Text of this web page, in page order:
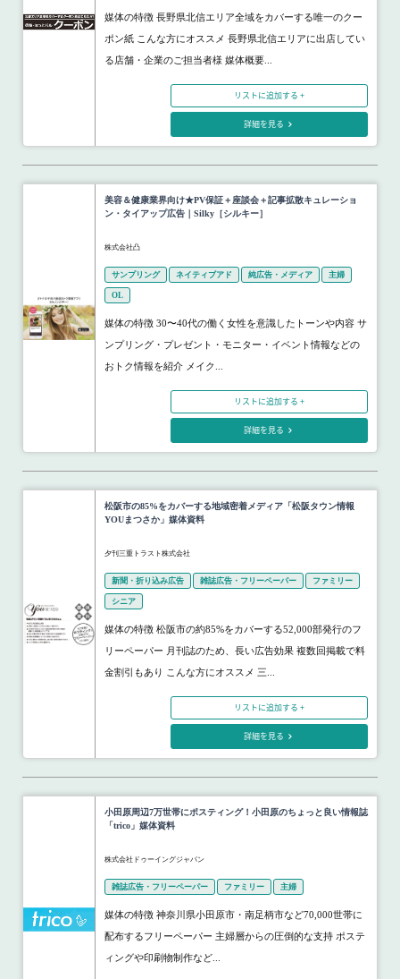
媒体の特徴 長野県北信エリア全域をカバーする唯一のクー
ポン紙 こんな方にオススメ 長野県北信エリアに出店してい
る店舗・企業のご担当者様 媒体概要...
リストに追加する +
詳細を見る
美容＆健康業界向け★PV保証＋座談会＋記事拡散キュレーショ
ン・タイアップ広告｜Silky［シルキー］
株式会社凸
サンプリング ネイティブアド 純広告・メディア 主婦
OL
媒体の特徴 30〜40代の働く女性を意識したトーンや内容 サ
ンプリング・プレゼント・モニター・イベント情報などの
おトク情報を紹介 メイク...
リストに追加する +
詳細を見る
松阪市の85%をカバーする地域密着メディア「松阪タウン情報
YOUまつさか」媒体資料
夕刊三重トラスト株式会社
新聞・折り込み広告 雑誌広告・フリーペーパー ファミリー
シニア
媒体の特徴 松阪市の約85%をカバーする52,000部発行のフ
リーペーパー 月刊誌のため、長い広告効果 複数回掲載で料
金割引もあり こんな方にオススメ 三...
リストに追加する +
詳細を見る
小田原周辺7万世帯にポスティング！小田原のちょっと良い情報誌
「trico」媒体資料
株式会社ドゥーイングジャパン
雑誌広告・フリーペーパー ファミリー 主婦
媒体の特徴 神奈川県小田原市・南足柄市など70,000世帯に
配布するフリーペーパー 主婦層からの圧倒的な支持 ポステ
ィングや印刷物制作など...